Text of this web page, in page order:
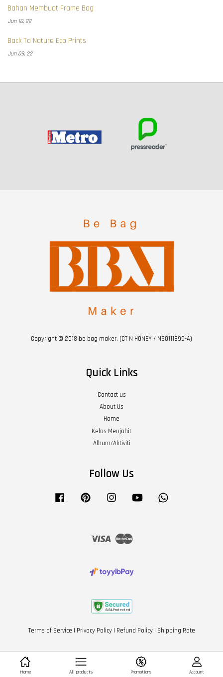
Bahan Membuat Frame Bag
Jun 10, 22
Back To Nature Eco Prints
Jun 09, 22
Copyright © 2018 be bag maker. (CT N HONEY / NS0111899-A)
Quick Links
Contact us
About Us
Home
Kelas Menjahit
Album/Aktiviti
Follow Us
Facebook Pinterest Instagram YouTube
Visa Master
Terms of Service | Privacy Policy| Refund Policy| Shipping Rate
Home All products Promotions Account